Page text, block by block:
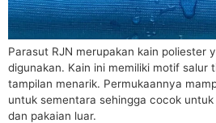
Parasut RJN merupakan kain poliester
digunakan. Kain ini memiliki motif salur
tampilan menarik. Permukaannya
untuk sementara sehingga cocok
dan pakaian luar.